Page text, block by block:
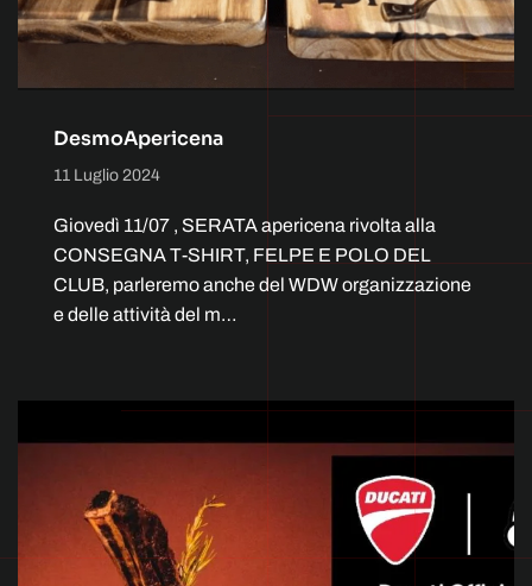
DesmoApericena
11 Luglio 2024
Giovedì 11/07 , SERATA apericena rivolta alla
CONSEGNA T-SHIRT, FELPE E POLO DEL
CLUB, parleremo anche del WDW organizzazione
e delle attività del m…